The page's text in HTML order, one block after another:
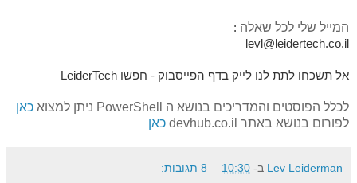
המייל שלי לכל שאלה :
levl@leidertech.co.il
אל תשכחו לתת לנו לייק בדף הפייסבוק - חפשו LeiderTech
לכלל הפוסטים והמדריכים בנושא ה PowerShell ניתן למצוא
כאן
לפורום בנושא באתר devhub.co.il
כאן
Lev Leiderman ב- 10:30 8 תגובות: